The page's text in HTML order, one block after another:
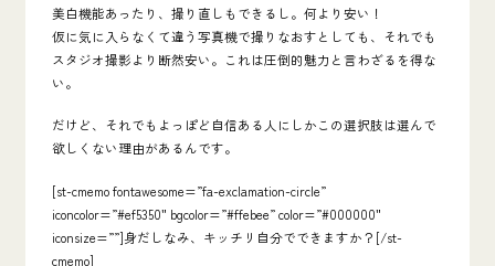
美白機能あったり、撮り直しもできるし。何より安い！
仮に気に入らなくて違う写真機で撮りなおすとしても、それでも
スタジオ撮影より断然安い。 これは圧倒的魅力と言わざるを得な
い。
だけど、それでもよっぽど自信ある人にしかこの選択肢は選んで
欲しくない理由があるんです。
[st-cmemo fontawesome=”fa-exclamation-circle”
iconcolor=”#ef5350″ bgcolor=”#ffebee” color=”#000000″
iconsize=””]身だしなみ、キッチリ自分でできますか？[/st-
cmemo]